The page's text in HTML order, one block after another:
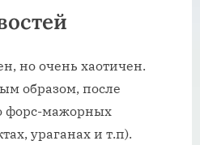
но очень хаотичен.
образом, после
форс-мажорных
ураганах и т.п).